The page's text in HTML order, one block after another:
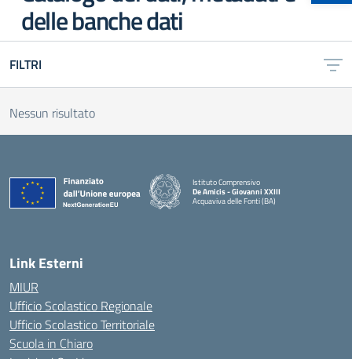
delle banche dati
FILTRI
Nessun risultato
Istituto Comprensivo
De Amicis - Giovanni XXIII
Acquaviva delle Fonti (BA)
— Visita la pagina iniziale della scuola
Link Esterni
MIUR
Ufficio Scolastico Regionale
Ufficio Scolastico Territoriale
Scuola in Chiaro